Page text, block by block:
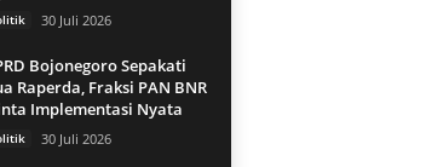
30 Juli 2026
Bojonegoro Sepakati
Raperda, Fraksi PAN BNR
Implementasi Nyata
30 Juli 2026